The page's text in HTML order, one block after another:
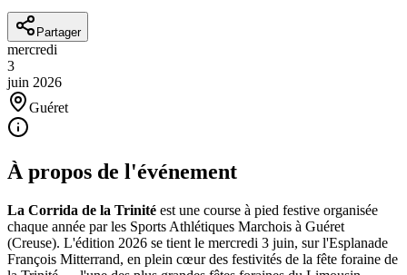
Partager
mercredi
3
juin 2026
Guéret
À propos de l'événement
La Corrida de la Trinité est une course à pied festive organisée
chaque année par les Sports Athlétiques Marchois à Guéret
(Creuse). L'édition 2026 se tient le mercredi 3 juin, sur l'Esplanade
François Mitterrand, en plein cœur des festivités de la fête foraine de